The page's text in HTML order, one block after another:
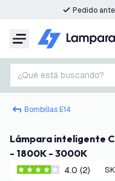
Pedido
Menú
¿Qué está buscando?
Bombillas E14
Lámpara inteligente Calex - E14 - 4.5W - 450 lúmenes
- 1800K - 3000K
4 estrellas de puntuación
4.0 (2)